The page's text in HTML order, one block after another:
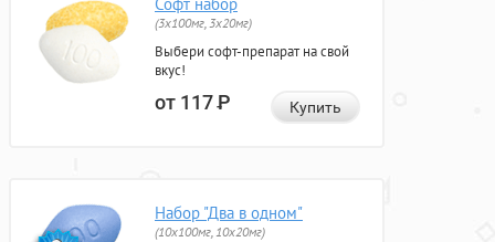
Софт набор
(3x100мг, 3x20мг)
Выбери софт-препарат на свой
вкус!
от 117Р Купить
Набор "Два в одном"
(10x100мг, 10x20мг)